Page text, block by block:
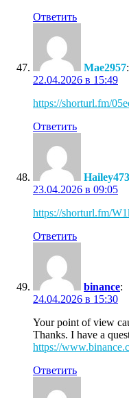
Ответить
Mae2957:
22.04.2026 в 15:49
https://shorturl.fm/
Ответить
23.04.2026 в 09:05
https://shorturl.fm/
Ответить
binance:
24.04.2026 в 15:30
Your point of view
Thanks. I have a
https://
Ответить